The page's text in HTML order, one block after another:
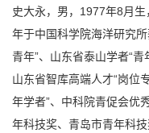
史大永，男，1977年8月
年于中国科学院海洋研究
青年”、山东省泰山学者“青
山东省智库高端人才“岗位
年学者”、中科院青促会优
年科技奖、青岛市青年科